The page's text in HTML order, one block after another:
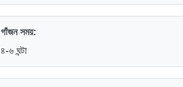
গাঁজন সময়:
৪-৬ ঘন্টা